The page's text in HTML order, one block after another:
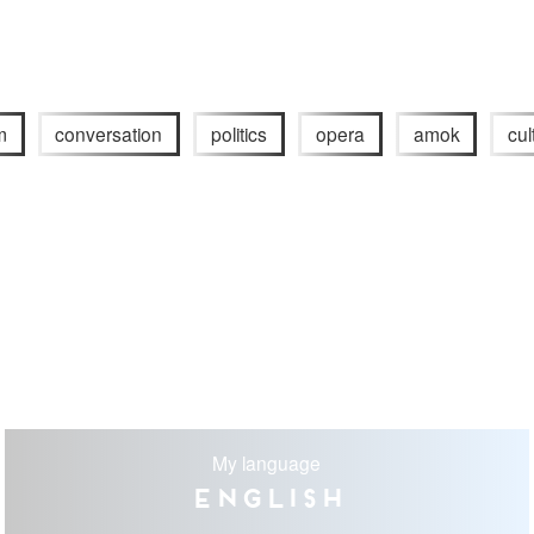
conversation politics opera amok
My language
English